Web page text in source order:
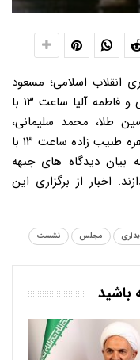
انقلاب اسلامی؛ مسعود
میرکاظمی، مهدی کوچک زاده، حمید رسایی و فاطمه آلیا ساعت ۱۳ با
طلا، محمد سلیمانی،
حجت الاسلام نبویان، علی اصغر زارعی و زهره طبیب زاده ساعت ۱۳ با
بیان دیدگاه های جبهه
اخبار از برگزاری این
مجلس نشست